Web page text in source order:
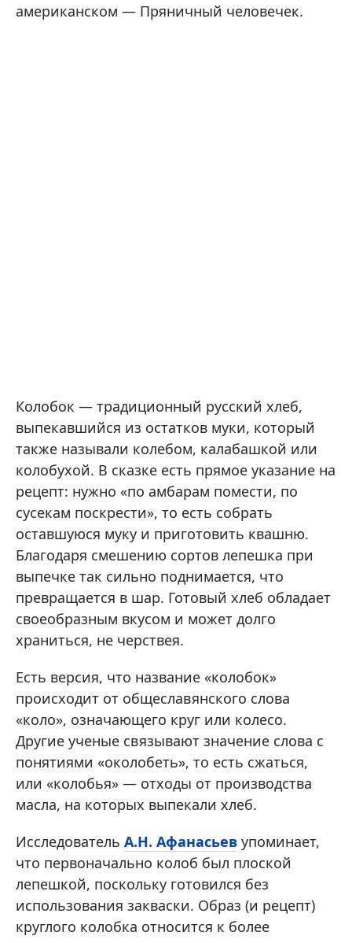
американском — Пряничный человечек.
Колобок — традиционный русский хлеб,
выпекавшийся из остатков муки, который
также называли колебом, калабашкой или
колобухой. В сказке есть прямое указание на
рецепт: нужно «по амбарам помести, по
сусекам поскрести», то есть собрать
оставшуюся муку и приготовить квашню.
Благодаря смешению сортов лепешка при
выпечке так сильно поднимается, что
превращается в шар. Готовый хлеб обладает
своеобразным вкусом и может долго
храниться, не черствея.
Есть версия, что название «колобок»
происходит от общеславянского слова
«коло», означающего круг или колесо.
Другие ученые связывают значение слова с
понятиями «околобеть», то есть сжаться,
или «колобья» — отходы от производства
масла, на которых выпекали хлеб.
Исследователь А.Н. Афанасьев упоминает,
что первоначально колоб был плоской
лепешкой, поскольку готовился без
использования закваски. Образ (и рецепт)
круглого колобка относится к более